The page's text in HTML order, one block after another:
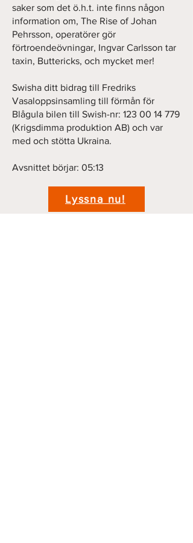
saker som det ö.h.t. inte finns någon
information om, The Rise of Johan
Pehrsson, operatörer gör
förtroendeövningar, Ingvar Carlsson tar
taxin, Buttericks, och mycket mer!
Swisha ditt bidrag till Fredriks
Vasaloppsinsamling till förmån för
Blågula bilen till Swish-nr: 123 00 14 779
(Krigsdimma produktion AB) och var
med och stötta Ukraina.
Avsnittet börjar: 05:13
Lyssna nu!